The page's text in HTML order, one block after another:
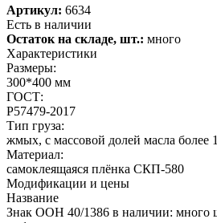
Артикул: 6634
Есть в наличии
Остаток на складе, шт.: много
Характеристики
Размеры:
300*400 мм
ГОСТ:
Р57479-2017
Тип груза:
жмых, с массовой долей масла более
Материал:
самоклеящаяся плёнка СКП-580
Модификации и цены
Название
Знак ООН 40/1386 в наличии: много